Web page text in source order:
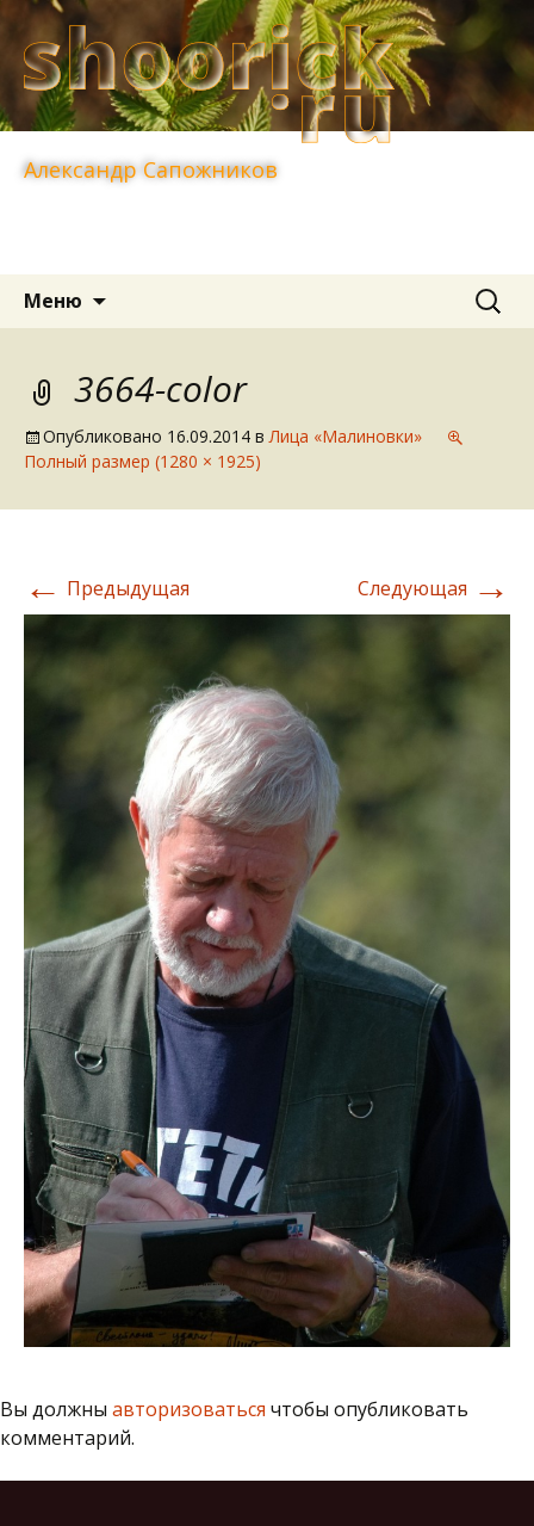
Александр Сапожников
Меню Найти:
3664-color
Опубликовано 16.09.2014 вЛица «Малиновки»
Полный размер (1280 × 1925)
← Предыдущая Следующая →
Вы должны авторизоваться чтобы опубликовать
комментарий.